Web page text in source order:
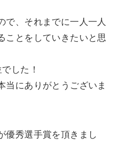
で、それまでに一人一人
ことをしていきたいと思
した！
当にありがとうございま
優秀選手賞を頂きまし